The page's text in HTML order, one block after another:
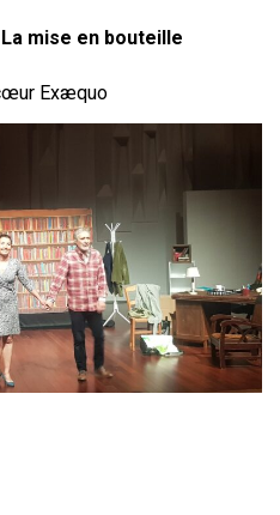
mise en bouteille
Exæquo